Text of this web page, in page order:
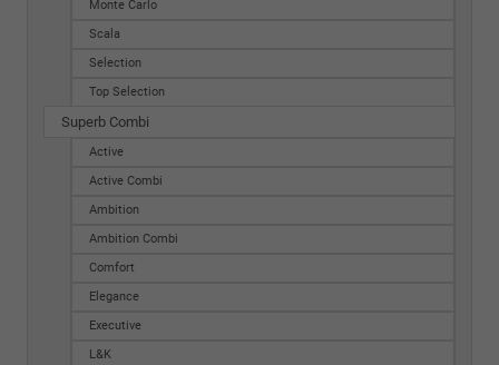
Monte Carlo
Scala
Selection
Top Selection
Superb Combi
Active
Active Combi
Ambition
Ambition Combi
Comfort
Elegance
Executive
L&K